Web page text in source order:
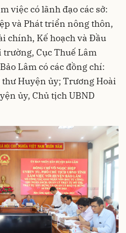
việc có lãnh đạo các sở:
và Phát triển nông thôn,
chính, Kế hoạch và Đầu
Cục Thuế Lâm
Lâm có các đồng chí:
Huyện ủy; Trương Hoài
ủy, Chủ tịch UBND